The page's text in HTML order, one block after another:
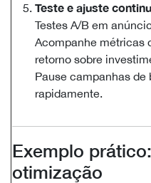
Teste e ajuste
Testes A/B em
Acompanhe métricas
retorno sobre
Pause campanhas de
rapidamente.
Exemplo
otimização